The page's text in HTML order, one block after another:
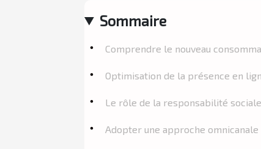
Sommaire
Comprendre le nouveau
Optimisation de la présence en
Le rôle de la responsabilité
Adopter une approche omnicanale